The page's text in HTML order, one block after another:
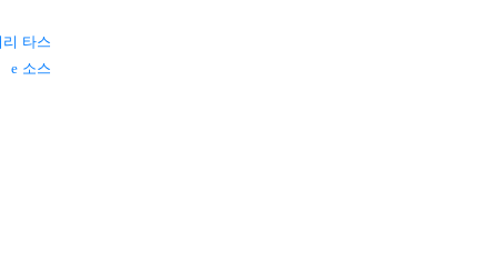
리 타스
소스